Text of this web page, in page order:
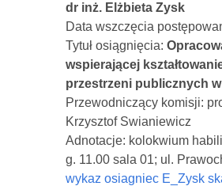
dr inż. Elżbieta Zysk
Data wszczęcia
Tytuł osiągnięcia:
wspierającej
przestrzeni publicznych
Przewodniczący komisji:
Krzysztof Swianiewicz
Adnotacje: kolokwium
g. 11.00 sala 01; ul.
wykaz osiagniec E_Zysk